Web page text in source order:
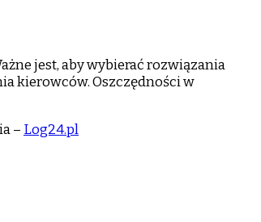
jest, aby wybierać rozwiązania
kierowców. Oszczędności w
– Log24.pl